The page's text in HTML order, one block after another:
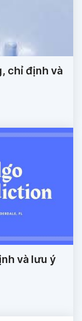
chỉ định và
và lưu ý